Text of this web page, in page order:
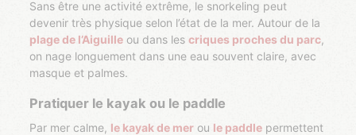
Sans être une activité extrême, le snorkeling peut
devenir très physique selon l’état de la mer. Autour de la
plage de l’Aiguille ou dans lescriques proches du parc,
on nage longuement dans une eau souvent claire, avec
masque et palmes.
Pratiquer le kayak ou le paddle
Par mer calme, le kayak de mer ou le paddle permettent